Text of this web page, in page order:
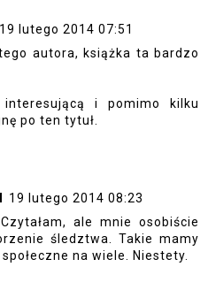
19 lutego 2014 07:51
autora, książka ta bardzo
i pomimo kilku
po ten tytuł.
19 lutego 2014 08:23
ale mnie osobiście
śledztwa. Takie mamy
na wiele. Niestety.